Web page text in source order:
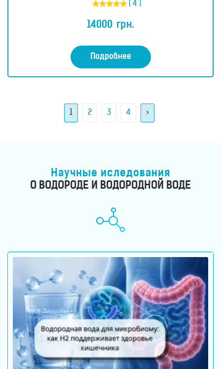
5.00
из 5
( 4 )
14000 грн.
Подробнее
1 2 3 4 >
Научные иследования
О ВОДОРОДЕ И ВОДОРОДНОЙ ВОДЕ